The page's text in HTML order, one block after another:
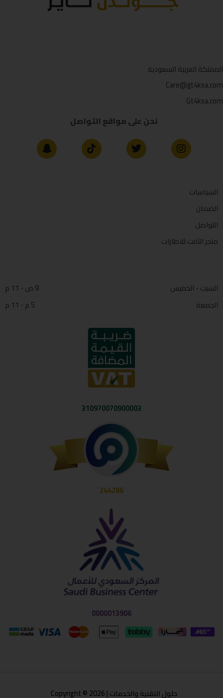
المملكة العربية السعودية
Care@gt4ksa.com
Gt4ksa.com
نحن على مواقع التواصل
السياسات
الضمان
التواصل
متجر الثابت للاطارات
السبت - الخميس
9 ص - 11 م
الجمعة
5 م - 11 م
310970070900003
244286
0000013906
حلول التقنية والخدمات | Copyright © 2026